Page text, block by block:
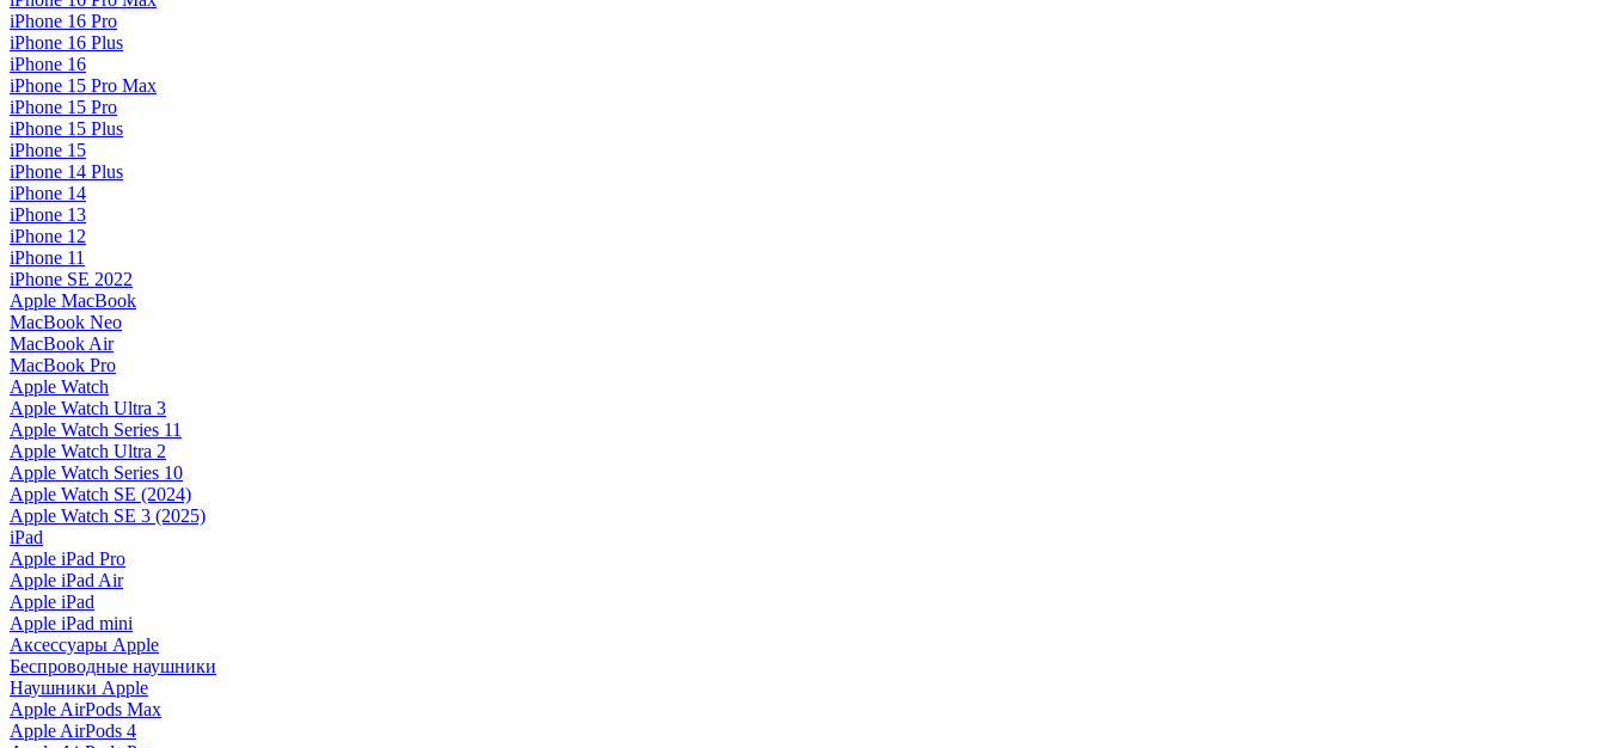
iPhone 16 Pro
iPhone 16 Plus
iPhone 16
iPhone 15 Pro Max
iPhone 15 Pro
iPhone 15 Plus
iPhone 15
iPhone 14 Plus
iPhone 14
iPhone 13
iPhone 12
iPhone 11
iPhone SE 2022
Apple MacBook
MacBook Neo
MacBook Air
MacBook Pro
Apple Watch
Apple Watch Ultra 3
Apple Watch Series 11
Apple Watch Ultra 2
Apple Watch Series 10
Apple Watch SE (2024)
Apple Watch SE 3 (2025)
iPad
Apple iPad Pro
Apple iPad Air
Apple iPad
Apple iPad mini
Аксессуары Apple
Беспроводные наушники
Наушники Apple
Apple AirPods Max
Apple AirPods 4